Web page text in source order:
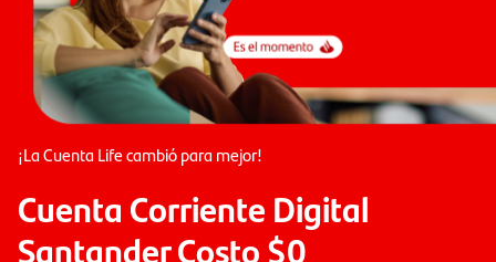
¡La Cuenta Life cambió para mejor!
Cuenta Corriente Digital
Santander Costo $0